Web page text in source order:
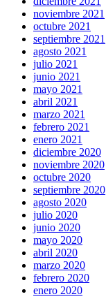
noviembre 2021
octubre 2021
septiembre 2021
agosto 2021
julio 2021
junio 2021
mayo 2021
abril 2021
marzo 2021
febrero 2021
enero 2021
diciembre 2020
noviembre 2020
octubre 2020
septiembre 2020
agosto 2020
julio 2020
junio 2020
mayo 2020
abril 2020
marzo 2020
febrero 2020
enero 2020